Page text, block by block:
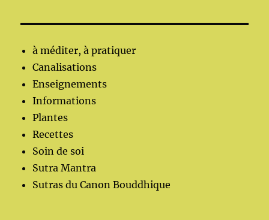
à méditer, à pratiquer
Canalisations
Enseignements
Informations
Plantes
Recettes
Soin de soi
Sutra Mantra
Sutras du Canon Bouddhique